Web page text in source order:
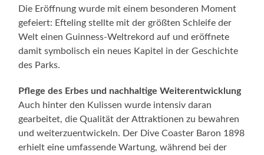
Die Eröffnung wurde mit einem besonderen Moment
gefeiert: Efteling stellte mit der größten Schleife der
Welt einen Guinness-Weltrekord auf und eröffnete
damit symbolisch ein neues Kapitel in der Geschichte
des Parks.
Pflege des Erbes und nachhaltige Weiterentwicklung
Auch hinter den Kulissen wurde intensiv daran
gearbeitet, die Qualität der Attraktionen zu bewahren
und weiterzuentwickeln. Der Dive Coaster Baron 1898
erhielt eine umfassende Wartung, während bei der